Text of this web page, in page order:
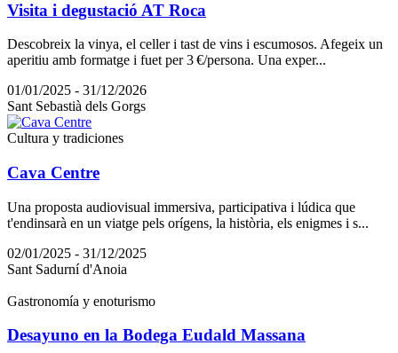
Visita i degustació AT Roca
Descobreix la vinya, el celler i tast de vins i escumosos. Afegeix un
aperitiu amb formatge i fuet per 3 €/persona. Una exper...
01/01/2025 - 31/12/2026
Sant Sebastià dels Gorgs
Cultura y tradiciones
Cava Centre
Una proposta audiovisual immersiva, participativa i lúdica que
t'endinsarà en un viatge pels orígens, la història, els enigmes i s...
02/01/2025 - 31/12/2025
Sant Sadurní d'Anoia
Gastronomía y enoturismo
Desayuno en la Bodega Eudald Massana